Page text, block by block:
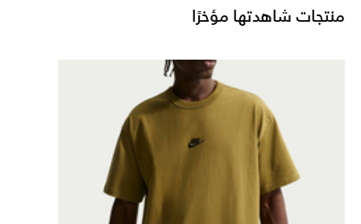
منتجات شاهدتها مؤخرًا